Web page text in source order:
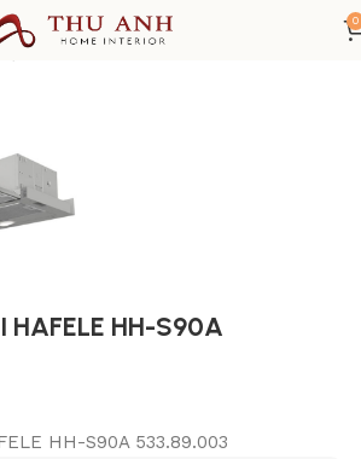
0
NHÀ BẾP Máy hút mùi
HAFELE HH-S90A
HH-S90A 533.89.003